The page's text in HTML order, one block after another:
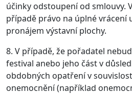
účinky odstoupení od smlouvy.
případě právo na úplné vrácení
pronájem výstavní plochy.
8. V případě, že pořadatel
festival anebo jeho část v
obdobných opatření v
onemocnění (například